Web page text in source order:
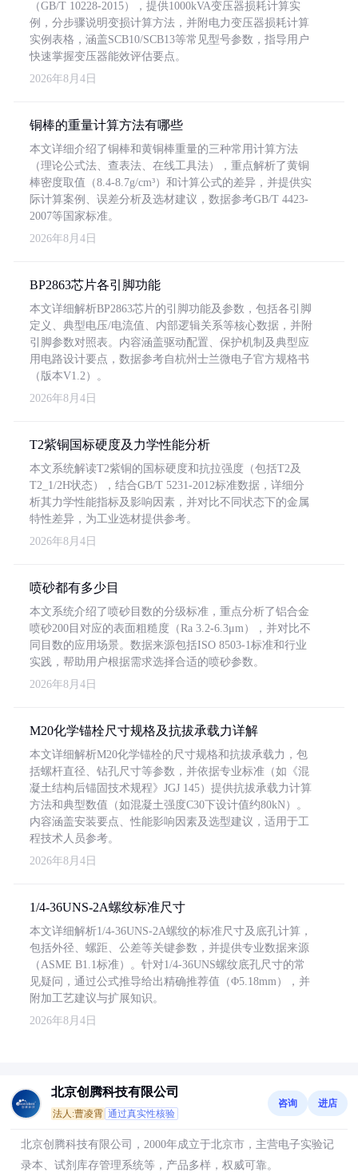
（GB/T 10228-2015），提供1000kVA变压器损耗计算实
例，分步骤说明变损计算方法，并附电力变压器损耗计算
实例表格，涵盖SCB10/SCB13等常见型号参数，指导用户
快速掌握变压器能效评估要点。
2026年8月4日
铜棒的重量计算方法有哪些
本文详细介绍了铜棒和黄铜棒重量的三种常用计算方法
（理论公式法、查表法、在线工具法），重点解析了黄铜
棒密度取值（8.4-8.7g/cm³）和计算公式的差异，并提供实
际计算案例、误差分析及选材建议，数据参考GB/T 4423-
2007等国家标准。
2026年8月4日
BP2863芯片各引脚功能
本文详细解析BP2863芯片的引脚功能及参数，包括各引脚
定义、典型电压/电流值、内部逻辑关系等核心数据，并附
引脚参数对照表。内容涵盖驱动配置、保护机制及典型应
用电路设计要点，数据参考自杭州士兰微电子官方规格书
（版本V1.2）。
2026年8月4日
T2紫铜国标硬度及力学性能分析
本文系统解读T2紫铜的国标硬度和抗拉强度（包括T2及
T2_1/2H状态），结合GB/T 5231-2012标准数据，详细分
析其力学性能指标及影响因素，并对比不同状态下的金属
特性差异，为工业选材提供参考。
2026年8月4日
喷砂都有多少目
本文系统介绍了喷砂目数的分级标准，重点分析了铝合金
喷砂200目对应的表面粗糙度（Ra 3.2-6.3μm），并对比不
同目数的应用场景。数据来源包括ISO 8503-1标准和行业
实践，帮助用户根据需求选择合适的喷砂参数。
2026年8月4日
M20化学锚栓尺寸规格及抗拔承载力详解
本文详细解析M20化学锚栓的尺寸规格和抗拔承载力，包
括螺杆直径、钻孔尺寸等参数，并依据专业标准（如《混
凝土结构后锚固技术规程》JGJ 145）提供抗拔承载力计算
方法和典型数值（如混凝土强度C30下设计值约80kN）。
内容涵盖安装要点、性能影响因素及选型建议，适用于工
程技术人员参考。
2026年8月4日
1/4-36UNS-2A螺纹标准尺寸
本文详细解析1/4-36UNS-2A螺纹的标准尺寸及底孔计算，
包括外径、螺距、公差等关键参数，并提供专业数据来源
（ASME B1.1标准）。针对1/4-36UNS螺纹底孔尺寸的常
见疑问，通过公式推导给出精确推荐值（Φ5.18mm），并
附加工艺建议与扩展知识。
2026年8月4日
北京创腾科技有限公司
法人:曹凌霄 通过真实性核验
咨询 进店
北京创腾科技有限公司，2000年成立于北京市，主营电子实验记
录本、试剂库存管理系统等，产品多样，权威可靠。